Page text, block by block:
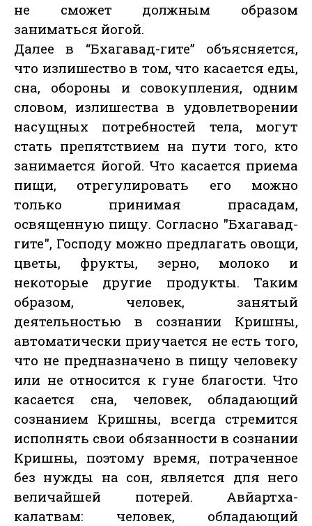
не сможет должным образом
заниматься йогой.
Далее в “Бхагавад-гите” объясняется,
что излишество в том, что касается еды,
сна, обороны и совокупления, одним
словом, излишества в удовлетворении
насущных потребностей тела, могут
стать препятствием на пути того, кто
занимается йогой. Что касается приема
пищи, отрегулировать его можно
только принимая прасадам,
освященную пищу. Согласно "Бхагавад-
гите", Господу можно предлагать овощи,
цветы, фрукты, зерно, молоко и
некоторые другие продукты. Таким
образом, человек, занятый
деятельностью в сознании Кришны,
автоматически приучается не есть того,
что не предназначено в пищу человеку
или не относится к гуне благости. Что
касается сна, человек, обладающий
сознанием Кришны, всегда стремится
исполнять свои обязанности в сознании
Кришны, поэтому время, потраченное
без нужды на сон, является для него
величайшей потерей. Авйартха-
калатвам: человек, обладающий